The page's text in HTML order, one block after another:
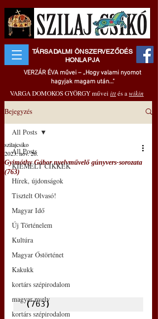
TÁRSADALMI ÖNSZERVEZŐDÉS
HONLAPJA
VERZÁR ÉVA művei – „Hogy valami nyomot
hagyjak magam után..."
VARGA DOMOKOS GYÖRGY művei ittés awikin
Bejegyzés
All Posts
KIEMELT CIKKEK
Hírek, újdonságok
Tisztelt Olvasó!
Magyar Idő
Új Történelem
Kultúra
Magyar Őstörténet
Kakukk
kortárs szépirodalom
magyar nyelv
kortárs szépirodalom
All Posts
Gyimóthy Gábor nyelvművelő gúnyvers-sorozata
(763)
szilajcsiko
2023. nov. 26.
(763)